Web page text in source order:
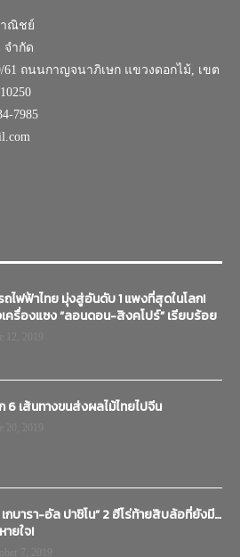
าณิชย์
จำกัด
ถนนกาญจนาภิเษก แขวงดอกไม้, เขต
7985
ถไฟฟ้าไทย มุ่งสู่อันดับ 1 แพงที่สุดในโลก!
เครื่องแซง “ลอนดอน-สิงคโปร์” เรียบร้อย
6 เส้นทางขนส่งผลไม้ไทยไปจีน
เกบารา-อัล ปาชิโน” 2 ฮีโร่ท้ายสิบล้อที่ยังมี…
ายใจ!